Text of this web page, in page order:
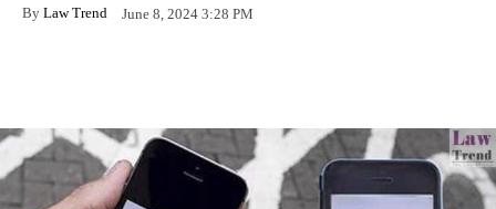
By Law Trend June 8, 2024 3:28 PM